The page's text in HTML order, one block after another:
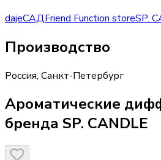
dajeСАДFriend Function storeSP.
Производство
Россия, Санкт-Петербург
Ароматические
бренда SP. CANDLE